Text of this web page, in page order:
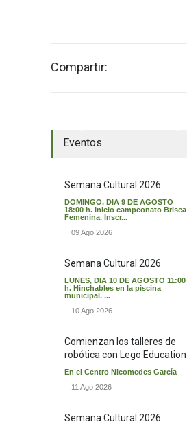
Compartir:
Eventos
Semana Cultural 2026
DOMINGO, DIA 9 DE AGOSTO
18:00 h. Inicio campeonato Brisca
Femenina. Inscr...
09 Ago 2026
Semana Cultural 2026
LUNES, DIA 10 DE AGOSTO 11:00
h. Hinchables en la piscina
municipal. ...
10 Ago 2026
Comienzan los talleres de
robótica con Lego Education
En el Centro Nicomedes García
11 Ago 2026
Semana Cultural 2026